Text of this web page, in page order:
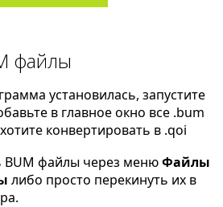
файлы
установилась, запустите
в главное окно все .bum
конвертировать в .qoi
файлы через менюФайлы
либо просто перекинуть их в